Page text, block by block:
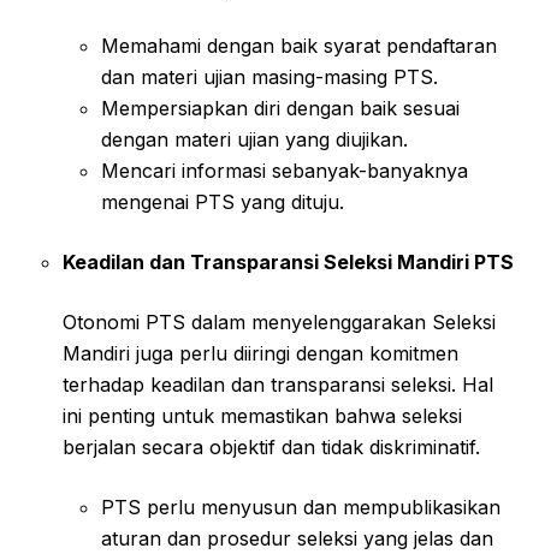
Memahami dengan baik syarat pendaftaran
dan materi ujian masing-masing PTS.
Mempersiapkan diri dengan baik sesuai
dengan materi ujian yang diujikan.
Mencari informasi sebanyak-banyaknya
mengenai PTS yang dituju.
Keadilan dan Transparansi Seleksi Mandiri PTS
Otonomi PTS dalam menyelenggarakan Seleksi
Mandiri juga perlu diiringi dengan komitmen
terhadap keadilan dan transparansi seleksi. Hal
ini penting untuk memastikan bahwa seleksi
berjalan secara objektif dan tidak diskriminatif.
PTS perlu menyusun dan mempublikasikan
aturan dan prosedur seleksi yang jelas dan